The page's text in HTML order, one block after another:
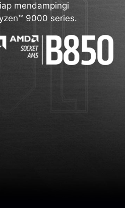
mendampingi
9000 series.